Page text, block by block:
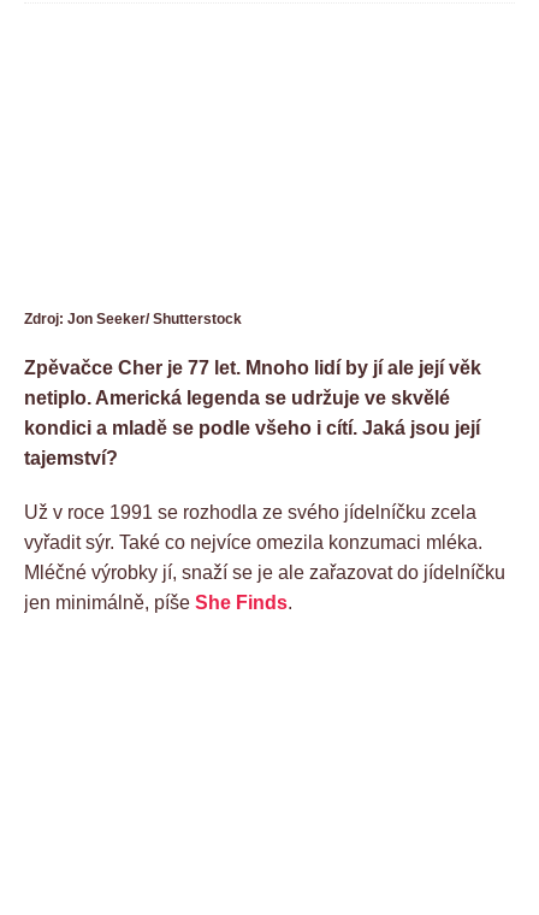
Zdroj: Jon Seeker/ Shutterstock
Zpěvačce Cher je 77 let. Mnoho lidí by jí ale její věk
netiplo. Americká legenda se udržuje ve skvělé
kondici a mladě se podle všeho i cítí. Jaká jsou její
tajemství?
Už v roce 1991 se rozhodla ze svého jídelníčku zcela
vyřadit sýr. Také co nejvíce omezila konzumaci mléka.
Mléčné výrobky jí, snaží se je ale zařazovat do jídelníčku
jen minimálně, píše She Finds.